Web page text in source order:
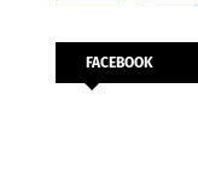
FACEBOOK